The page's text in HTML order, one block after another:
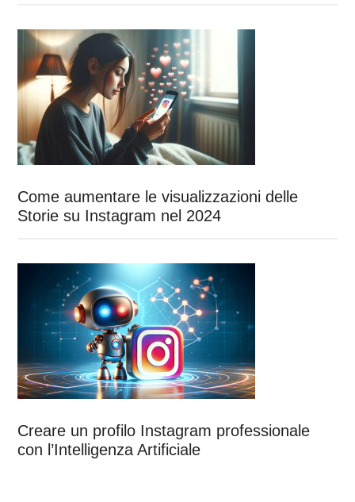
Come aumentare le visualizzazioni delle
Storie su Instagram nel 2024
Creare un profilo Instagram professionale
con l’Intelligenza Artificiale